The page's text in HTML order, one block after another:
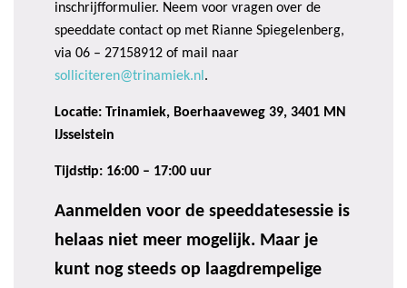
inschrijfformulier. Neem voor vragen over de
speeddate contact op met Rianne Spiegelenberg,
via 06 – 27158912 of mail naar
solliciteren@trinamiek.nl .
Locatie: Trinamiek, Boerhaaveweg 39, 3401 MN
IJsselstein
Tijdstip: 16:00 – 17:00 uur
Aanmelden voor de speeddatesessie is
helaas niet meer mogelijk. Maar je
kunt nog steeds op laagdrempelige